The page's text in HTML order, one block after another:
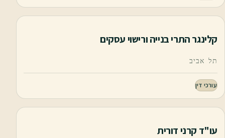
קלינגר התרי בנייה ורישוי עסקים
תל אביב
עורכי דין
עו"ד קרני דורית